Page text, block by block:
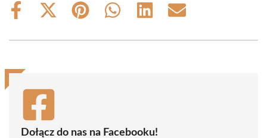
Share
Share
(Twitter)
Share
Share
Share
Share
Dołącz do nas na Facebooku!